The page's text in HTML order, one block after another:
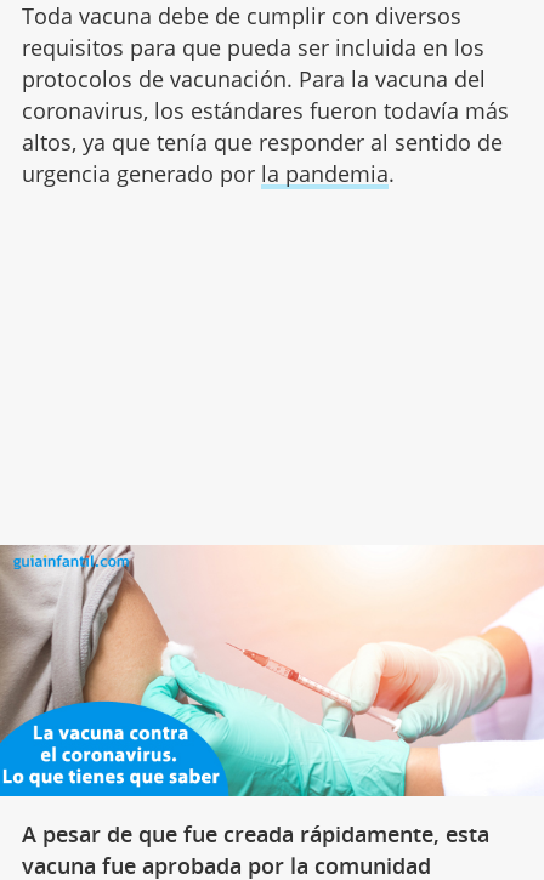
Toda vacuna debe de cumplir con diversos
requisitos para que pueda ser incluida en los
protocolos de vacunación. Para la vacuna del
coronavirus, los estándares fueron todavía más
altos, ya que tenía que responder al sentido de
urgencia generado por la pandemia.
A pesar de que fue creada rápidamente, esta
vacuna fue aprobada por la comunidad